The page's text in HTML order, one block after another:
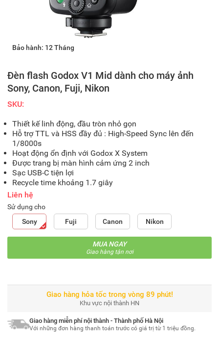
Bảo hành: 12 Tháng
Đèn flash Godox V1 Mid dành cho máy ảnh
Sony, Canon, Fuji, Nikon
SKU:
Thiết kế linh động, đầu tròn nhỏ gọn
Hỗ trợ TTL và HSS đầy đủ : High-Speed Sync lên đến
1/8000s
Hoạt động ổn định với Godox X System
Được trang bị màn hình cảm ứng 2 inch
Sạc USB-C tiện lợi
Recycle time khoảng 1.7 giây
Liên hệ
Sử dụng cho
Sony
Fuji Canon Nikon
MUA NGAY
Giao hàng tận nơi
Giao hàng hỏa tốc trong vòng 89 phút!
Khu vực nội thành HN
Giao hàng miễn phí nội thành - Thành phố Hà Nội
Với những đơn hàng thanh toán trước có giá trị từ 1 triệu đồng.